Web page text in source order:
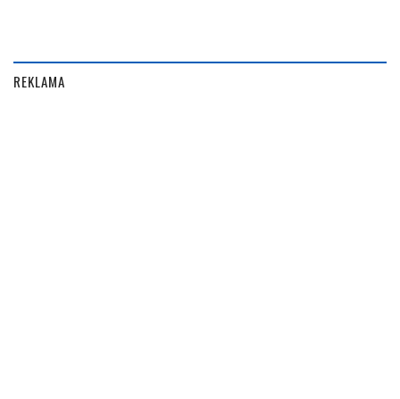
REKLAMA